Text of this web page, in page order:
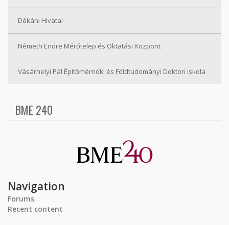
Dékáni Hivatal
Németh Endre Mérőtelep és Oktatási Központ
Vásárhelyi Pál Építőmérnöki és Földtudományi Doktori iskola
BME 240
Navigation
Forums
Recent content